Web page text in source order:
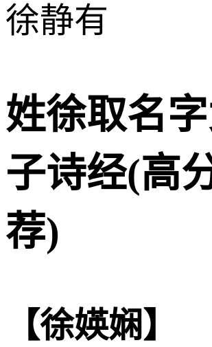
徐静有
姓徐取名
子诗经(高
荐)
【徐媖娴】